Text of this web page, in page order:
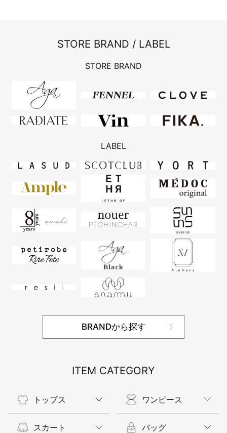
STORE BRAND / LABEL
STORE BRAND
LABEL
BRANDから探す
ITEM CATEGORY
トップス
スカート
ワンピース
バッグ